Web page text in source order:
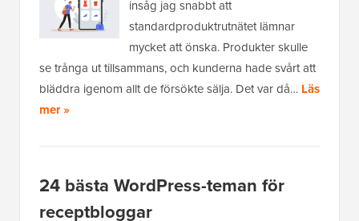
insåg jag snabbt att
standardproduktrutnätet lämnar
mycket att önska. Produkter skulle
se trånga ut tillsammans, och kunderna hade svårt att
bläddra igenom allt de försökte sälja. Det var då… Läs
mer »
24 bästa WordPress-teman för
receptbloggar